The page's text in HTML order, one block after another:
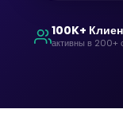
100K+
активны в 200+